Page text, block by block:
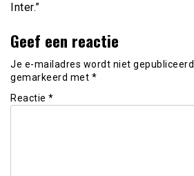
Inter.”
Geef een reactie
Je e-mailadres wordt niet gepubliceerd.
gemarkeerd met *
Reactie *